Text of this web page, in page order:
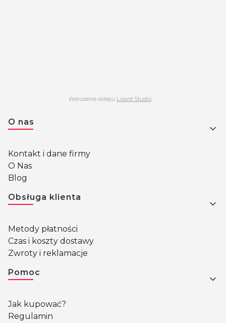
Wdrożenie sklepu Lizard Studio
Linki w stopce
O nas
Kontakt i dane firmy
O Nas
Blog
Obsługa klienta
Metody płatności
Czas i koszty dostawy
Zwroty i reklamacje
Pomoc
Jak kupować?
Regulamin